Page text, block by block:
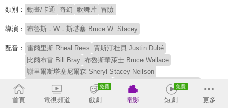
類別： 動畫/卡通 奇幻 歌舞片 冒險
導演： 布魯斯．W．斯塔塞 Bruce W. Stacey
配音： 雷爾里斯 Rheal Rees
賈斯汀杜貝 Justin Dubé
比爾布雷 Bill Bray 布魯斯華萊士 Bruce Wallace
謝里爾斯塔塞尼爾森 Sheryl Stacey Neilson
諾愛爾尼爾森 Noelle Neilson
邁爾斯尼爾森 Myles Neilson
陶德尼爾森 Todd Neilson
首頁 電視頻道 戲劇 電影 短劇 更多